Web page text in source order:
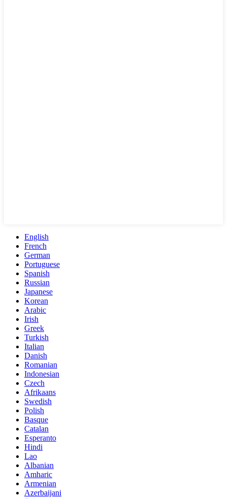
English
French
German
Portuguese
Spanish
Russian
Japanese
Korean
Arabic
Irish
Greek
Turkish
Italian
Danish
Romanian
Indonesian
Czech
Afrikaans
Swedish
Polish
Basque
Catalan
Esperanto
Hindi
Lao
Albanian
Amharic
Armenian
Azerbaijani